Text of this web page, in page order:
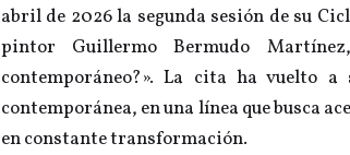
abril de 2026 la segunda sesión de su
pintor Guillermo Bermudo
contemporáneo?». La cita ha vuelto
contemporánea, en una línea que busca
en constante transformación.